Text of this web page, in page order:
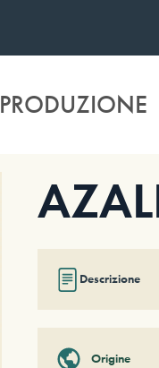
PRODUZIONE
Descrizione
Origine